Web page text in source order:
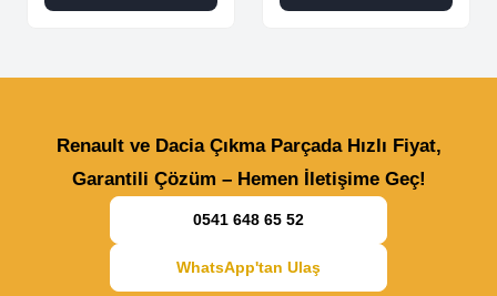
Renault ve Dacia Çıkma Parçada Hızlı Fiyat,
Garantili Çözüm – Hemen İletişime Geç!
0541 648 65 52
WhatsApp'tan Ulaş